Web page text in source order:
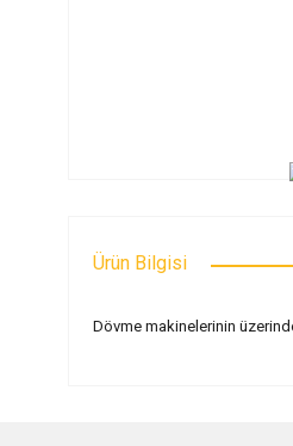
Ürün Bilgisi
Dövme makinelerinin